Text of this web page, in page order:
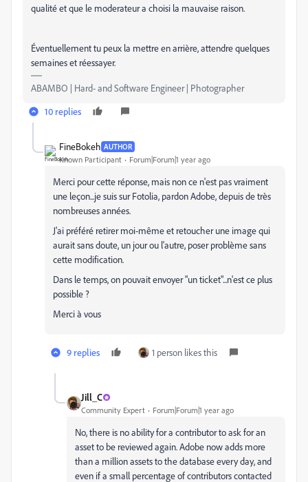
qualité et que le moderateur a choisi la mauvaise raison.
Éventuellement tu peux la mettre en arrière, attendre quelques
semaines et réessayer.
ABAMBO | Hard- and Software Engineer | Photographer
10 replies
FineBokeh AUTHOR
Known Participant Forum|Forum|1 year ago
Merci pour cette réponse, mais non ce n'est pas vraiment
une leçon...je suis sur Fotolia, pardon Adobe, depuis de très
nombreuses années.
J'ai préféré retirer moi-même et retoucher une image qui
aurait sans doute, un jour ou l'autre, poser problème sans
cette modification.
Dans le temps, on pouvait envoyer "un ticket"...n'est ce plus
possible ?
Merci à vous
9 replies 1 person likes this
Jill_C
Community Expert Forum|Forum|1 year ago
No, there is no ability for a contributor to ask for an
asset to be reviewed again. Adobe now adds more
than a million assets to the database every day, and
even if a small percentage of contributors contacted